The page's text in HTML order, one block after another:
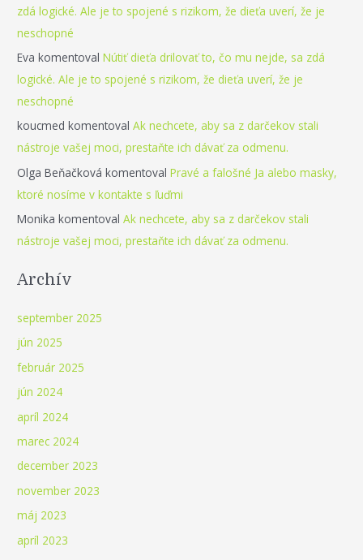
zdá logické. Ale je to spojené s rizikom, že dieťa uverí, že je
neschopné
Eva komentovalNútiť dieťa drilovať to, čo mu nejde, sa zdá
logické. Ale je to spojené s rizikom, že dieťa uverí, že je
neschopné
koucmed komentovalAk nechcete, aby sa z darčekov stali
nástroje vašej moci, prestaňte ich dávať za odmenu.
Olga Beňačková komentovalPravé a falošné Ja alebo masky,
ktoré nosíme v kontakte s ľuďmi
Monika komentovalAk nechcete, aby sa z darčekov stali
nástroje vašej moci, prestaňte ich dávať za odmenu.
Archív
september 2025
jún 2025
február 2025
jún 2024
apríl 2024
marec 2024
december 2023
november 2023
máj 2023
apríl 2023